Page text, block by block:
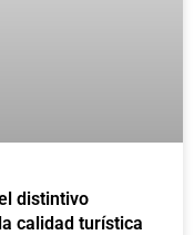
distintivo
calidad turística